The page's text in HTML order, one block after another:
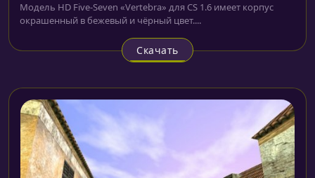
Модель HD Five-Seven «Vertebra» для CS 1.6 имеет корпус
окрашенный в бежевый и чёрный цвет....
Скачать